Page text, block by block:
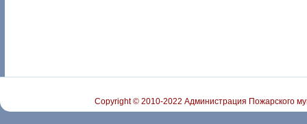
Copyright © 2010-2022 Администрация Пожарского